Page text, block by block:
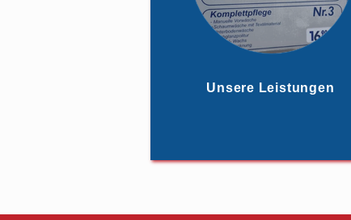
Unsere Leistungen
Unterbodenwäsche
Hochglanzpolitur
Spezial-Wachs